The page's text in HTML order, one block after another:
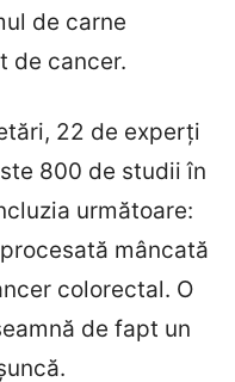
de carne
de cancer.
22 de experți
800 de studii în
următoare:
mâncată
colorectal. O
de fapt un